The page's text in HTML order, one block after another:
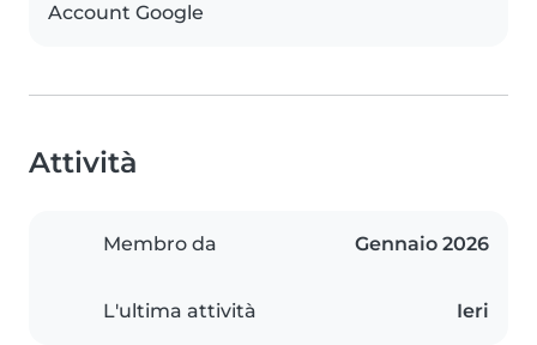
Account Google
Attività
Membro da Gennaio 2026
L'ultima attività Ieri